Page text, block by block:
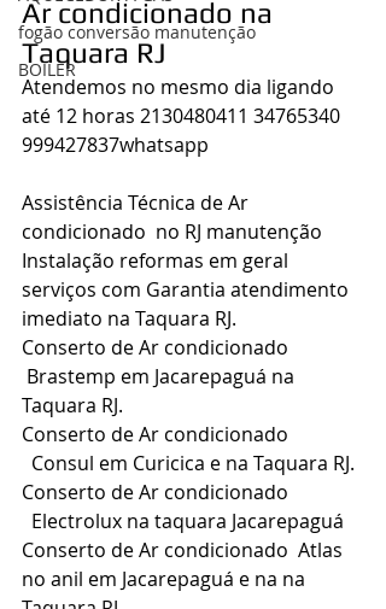
fogão conversão manutenção
BOILER
Ar condicionado na
Taquara RJ
Atendemos no mesmo dia ligando
até 12 horas 2130480411 34765340
999427837whatsapp
Assistência Técnica de Ar
condicionado no RJ manutenção
Instalação reformas em geral
serviços com Garantia atendimento
imediato na Taquara RJ.
Conserto de Ar condicionado
Brastemp em Jacarepaguá na
Taquara RJ.
Conserto de Ar condicionado
Consul em Curicica e na Taquara RJ.
Conserto de Ar condicionado
Electrolux na taquara Jacarepaguá
Conserto de Ar condicionado Atlas
no anil em Jacarepaguá e na na